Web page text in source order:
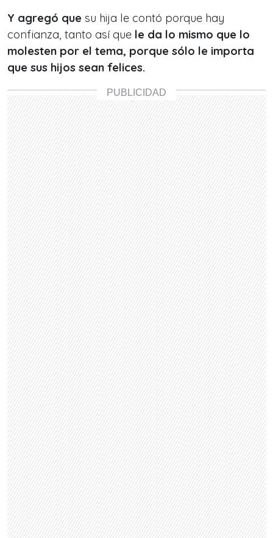
Y agregó que su hija le contó porque hay
confianza, tanto así que le da lo mismo que lo
molesten por el tema, porque sólo le importa
que sus hijos sean felices.